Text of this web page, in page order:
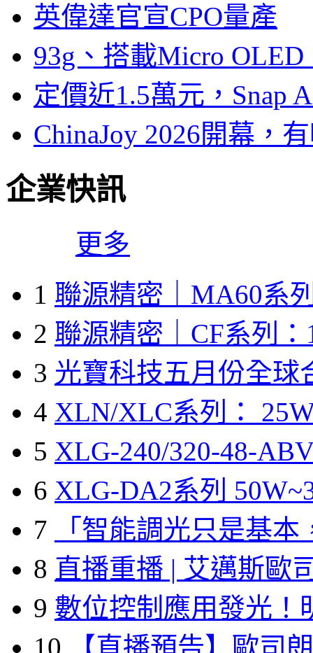
英偉達官宣CPO量產
93g、搭載Micro
定價近1.5萬元，Snap
ChinaJoy 2026開幕，
企業快訊
更多
1 聯源精密｜MA60系
2 聯源精密｜CF系列：
3 光寶科技五月份全球
4 XLN/XLC系列：
5 XLG-240/320-48-
6 XLG-DA2系列
7
「智能調光只是基本
8 直播重播 | 艾邁斯歐
9 數位控制應用發光！